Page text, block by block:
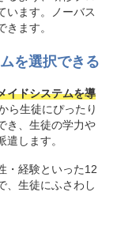
います。ノーバス
ます。
を選択できる
イドシステムを導
ら生徒にぴったり
き、生徒の学力や
します。
・経験といった12
、生徒にふさわし